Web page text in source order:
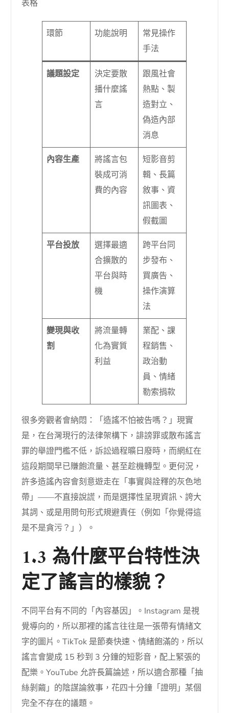
表格
環節 功能說明
常見操作
手法
議題設定
決定要散
播什麼謠
言
跟風社會
熱點、製
造對立、
偽造內部
消息
內容生產
將謠言包
裝成可消
費的內容
短影音剪
輯、長篇
敘事、資
訊圖表、
假截圖
平台投放
選擇最適
合擴散的
平台與時
機
跨平台同
步發布、
買廣告、
操作演算
法
變現與收
割
將流量轉
化為實質
利益
業配、課
程銷售、
政治動
員、情緒
勒索捐款
很多旁觀者會納悶：「造謠不怕被告嗎？」現實
是，在台灣現行的法律架構下，誹謗罪或散布謠言
罪的舉證門檻不低，訴訟過程曠日廢時，而網紅在
這段期間早已賺飽流量、甚至趁機轉型。更何況，
許多造謠內容會刻意遊走在「事實與詮釋的灰色地
帶」——不直接說謊，而是選擇性呈現資訊、誇大
其詞、或是用問句形式規避責任（例如「你覺得這
是不是貪污？」）。
1.3 為什麼平台特性決
定了謠言的樣貌？
不同平台有不同的「內容基因」。Instagram 是視
覺導向的，所以那裡的謠言往往是一張帶有情緒文
字的圖片。TikTok 是節奏快速、情緒飽滿的，所以
謠言會變成 15 秒到 3 分鐘的短影音，配上緊張的
配樂。YouTube 允許長篇論述，所以適合那種「抽
絲剝繭」的陰謀論敘事，花四十分鐘「證明」某個
完全不存在的議題。